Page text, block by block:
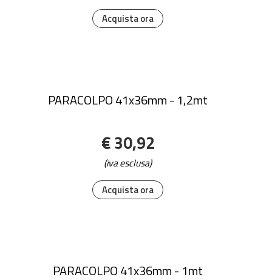
Acquista ora
Acquista ora
PARACOLPO 41x36mm - 1,2mt
€ 30,92
(iva esclusa)
PARACOLPO 41x36mm - 1mt